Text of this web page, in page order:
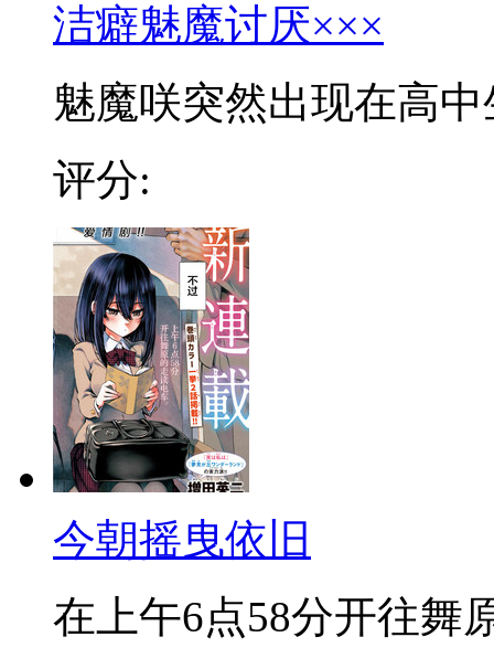
洁癖魅魔讨厌×××
魅魔咲突然出现在高中
评分:
今朝摇曳依旧
在上午6点58分开往舞